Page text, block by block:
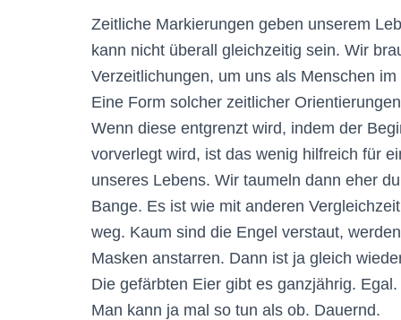
Zeitliche Markierungen geben unserem
kann nicht überall gleichzeitig sein. Wir
Verzeitlichungen, um uns als Menschen
Eine Form solcher zeitlicher
Wenn diese entgrenzt wird, indem der
vorverlegt wird, ist das wenig hilfreich für
unseres Lebens. Wir taumeln dann eher
Bange. Es ist wie mit anderen
weg. Kaum sind die Engel verstaut,
Masken anstarren. Dann ist ja gleich
Die gefärbten Eier gibt es ganzjährig.
Man kann ja mal so tun als ob. Dauernd.